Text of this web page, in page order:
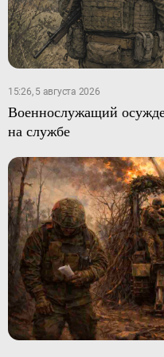
15:26, 5 августа 2026
Военнослужащий
на службе